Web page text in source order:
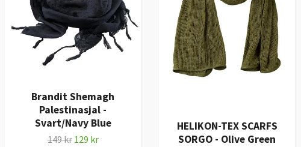
Brandit Shemagh
Palestinasjal -
Svart/Navy Blue
149 kr 129 kr
HELIKON-TEX SCARFS
SORGO - Olive Green